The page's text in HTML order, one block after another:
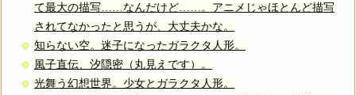
て最大の描写……なんだけど……。アニメじゃほとんど描写
されてなかったと思うが、大丈夫かな。
知らない空。迷子になったガラクタ人形。
風子直伝、汐隠密（丸見えです）。
光舞う幻想世界。少女とガラクタ人形。